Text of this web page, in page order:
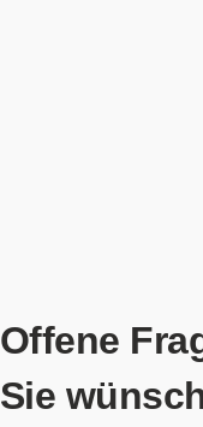
Offene
Sie